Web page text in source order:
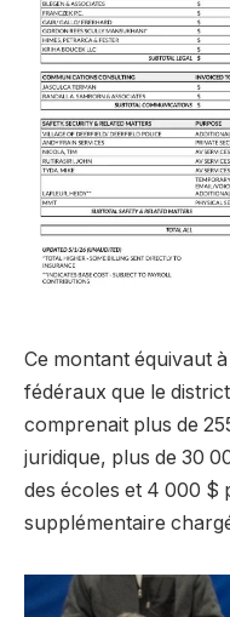
Ce montant équivaut
fédéraux que le
comprenait plus de
juridique, plus de 30
des écoles et 4 000 $
supplémentaire